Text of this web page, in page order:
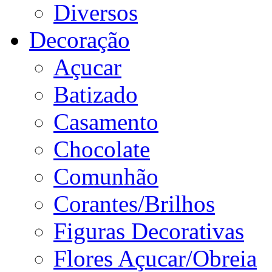
Diversos
Decoração
Açucar
Batizado
Casamento
Chocolate
Comunhão
Corantes/Brilhos
Figuras Decorativas
Flores Açucar/Obreia